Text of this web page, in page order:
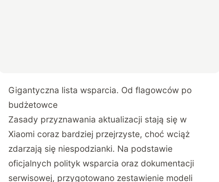
Gigantyczna lista wsparcia. Od flagowców po
budżetowce
Zasady przyznawania aktualizacji stają się w
Xiaomi coraz bardziej przejrzyste, choć wciąż
zdarzają się niespodzianki. Na podstawie
oficjalnych polityk wsparcia oraz dokumentacji
serwisowej, przygotowano zestawienie modeli